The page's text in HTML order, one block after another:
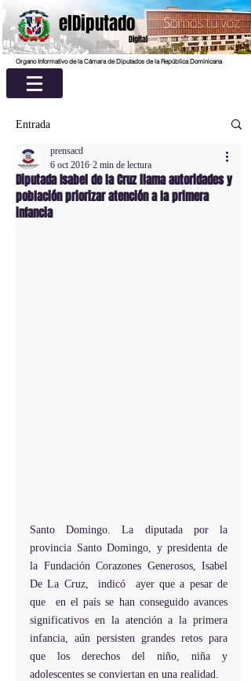
elDiputado
Digital
Organo Informativo de la Cámara de Diputados de la República Dominicana
Entrada
Diputada Isabel de la Cruz llama autoridades y
población priorizar atención a la primera
infancia
prensacd
6 oct 2016 2 min de lectura
Santo Domingo. La diputada por la
provincia Santo Domingo, y presidenta de
la Fundación Corazones Generosos, Isabel
De La Cruz,  indicó  ayer que a pesar de
que  en el país se han conseguido avances
significativos en la atención a la primera
infancia, aún persisten grandes retos para
que los derechos del niño, niña y
adolescentes se conviertan en una realidad.